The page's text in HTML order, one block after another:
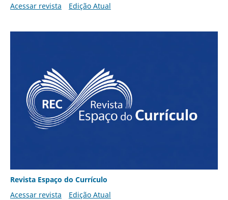
Acessar revista
Edição Atual
Revista Espaço do Currículo
Acessar revista
Edição Atual